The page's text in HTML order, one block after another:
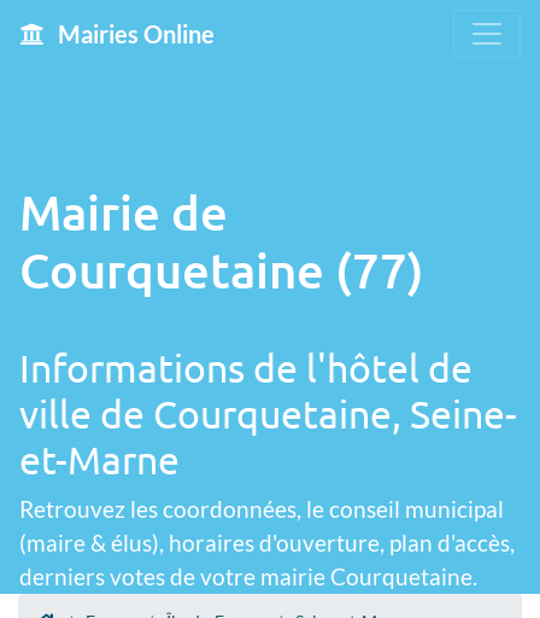
Mairies Online
Mairie de
Courquetaine (77)
Informations de l'hôtel de
ville de Courquetaine, Seine-
et-Marne
Retrouvez les coordonnées, le conseil municipal
(maire & élus), horaires d'ouverture, plan d'accès,
derniers votes de votre mairie Courquetaine.